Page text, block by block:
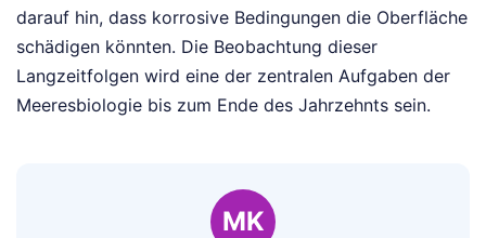
darauf hin, dass korrosive Bedingungen die Oberfläche
schädigen könnten. Die Beobachtung dieser
Langzeitfolgen wird eine der zentralen Aufgaben der
Meeresbiologie bis zum Ende des Jahrzehnts sein.
MK